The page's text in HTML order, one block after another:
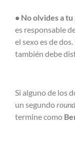
• No olvides a tu
es responsable
el sexo es de
también debe
Si alguno de los
un segundo round
termine como